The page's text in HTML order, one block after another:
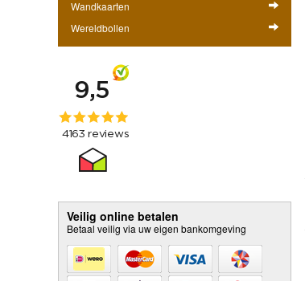
Wandkaarten
Wereldbollen
Veilig online betalen
Betaal veilig via uw eigen bankomgeving